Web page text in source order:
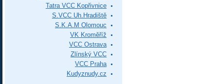
Tatra VCC Kopřivnice
S.VCC Uh.Hradiště
S.K.A.M Olomouc
VK Kroměříž
VCC Ostrava
Zlínský VCC
VCC Praha
Kudyznudy.cz